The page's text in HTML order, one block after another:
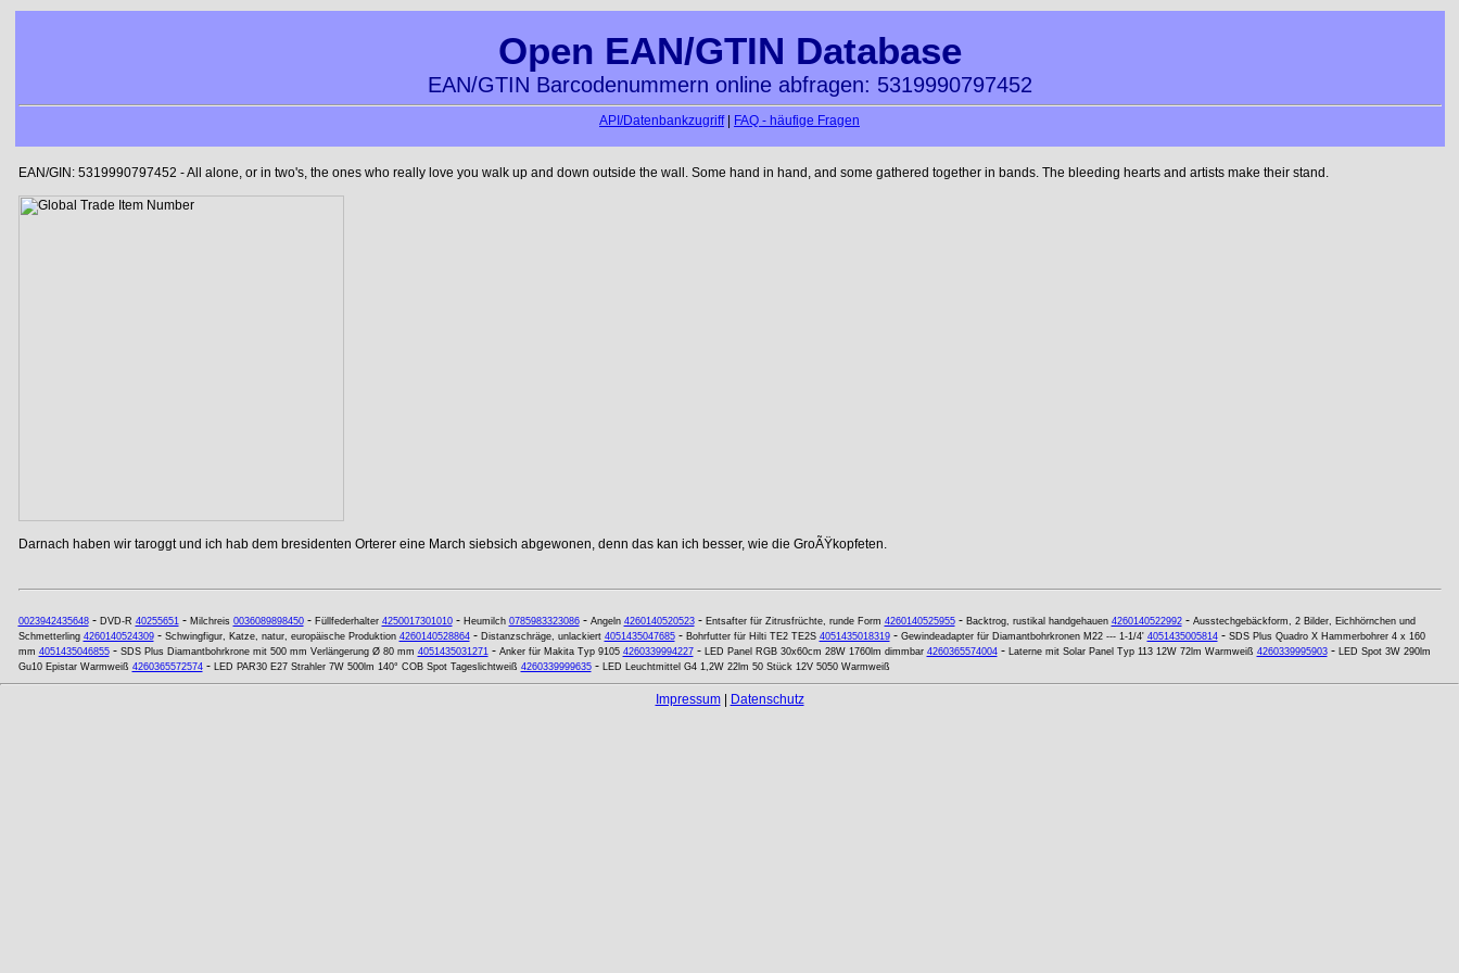
Open EAN/GTIN Database
EAN/GTIN Barcodenummern online abfragen: 5319990797452
API/Datenbankzugriff| FAQ - häufige Fragen
EAN/GIN: 5319990797452 - All alone, or in two's, the ones who really love you walk up and down outside the wall. Some hand in hand, and some gathered together in bands. The bleeding hearts and artists make their stand.
Darnach haben wir taroggt und ich hab dem bresidenten Orterer eine March siebsich abgewonen, denn das kan ich besser, wie die GroÃŸkopfeten.
0023942435648- DVD-R 40255651- Milchreis 0036089898450- Füllfederhalter 4250017301010- Heumilch 0785983323086- Angeln 4260140520523- Entsafter für Zitrusfrüchte, runde Form 4260140525955- Backtrog, rustikal handgehauen 4260140522992- Ausstechgebäckform, 2 Bilder, Eichhörnchen und
Schmetterling 4260140524309- Schwingfigur, Katze, natur, europäische Produktion 4260140528864- Distanzschräge, unlackiert 4051435047685- Bohrfutter für Hilti TE2 TE2S 4051435018319- Gewindeadapter für Diamantbohrkronen M22 --- 1-1/4' 4051435005814- SDS Plus Quadro X Hammerbohrer 4 x 160
mm 4051435046855- SDS Plus Diamantbohrkrone mit 500 mm Verlängerung Ø 80 mm 4051435031271- Anker für Makita Typ 9105 4260339994227- LED Panel RGB 30x60cm 28W 1760lm dimmbar 4260365574004- Laterne mit Solar Panel Typ 113 12W 72lm Warmweiß 4260339995903- LED Spot 3W 290lm
Gu10 Epistar Warmweiß 4260365572574- LED PAR30 E27 Strahler 7W 500lm 140° COB Spot Tageslichtweiß 4260339999635- LED Leuchtmittel G4 1,2W 22lm 50 Stück 12V 5050 Warmweiß
Impressum| Datenschutz